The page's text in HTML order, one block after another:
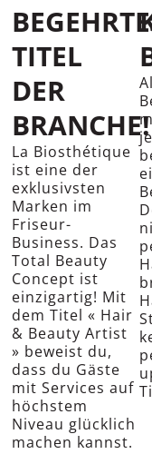
TITEL
DER
BRANCHE!
La Biosthétique
ist eine der
exklusivsten
Marken im
Friseur-
Business. Das
Total Beauty
Concept ist
einzigartig! Mit
dem Titel « Hair
& Beauty Artist
» beweist du,
dass du Gäste
mit Services auf
höchstem
Niveau glücklich
machen kannst.